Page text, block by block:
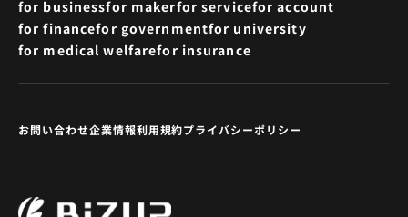
for businessfor makerfor servicefor account
for financefor governmentfor university
for medical welfarefor insurance
お問い合わせ企業情報利用規約プライバシーポリシー